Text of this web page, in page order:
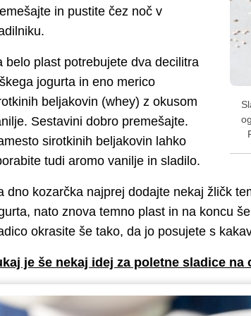
in pustite čez noč v
belo plast potrebujete dva decilitra
jogurta in eno merico
beljakovin (whey) z okusom
Sestavini dobro premešajte.
sirotkinih beljakovin lahko
tudi aromo vanilje in sladilo.
dno kozarčka najprej dodajte nekaj žličk
nato znova temno plast in na koncu
okrasite še tako, da jo posujete s
je še nekaj idej za poletne sladice